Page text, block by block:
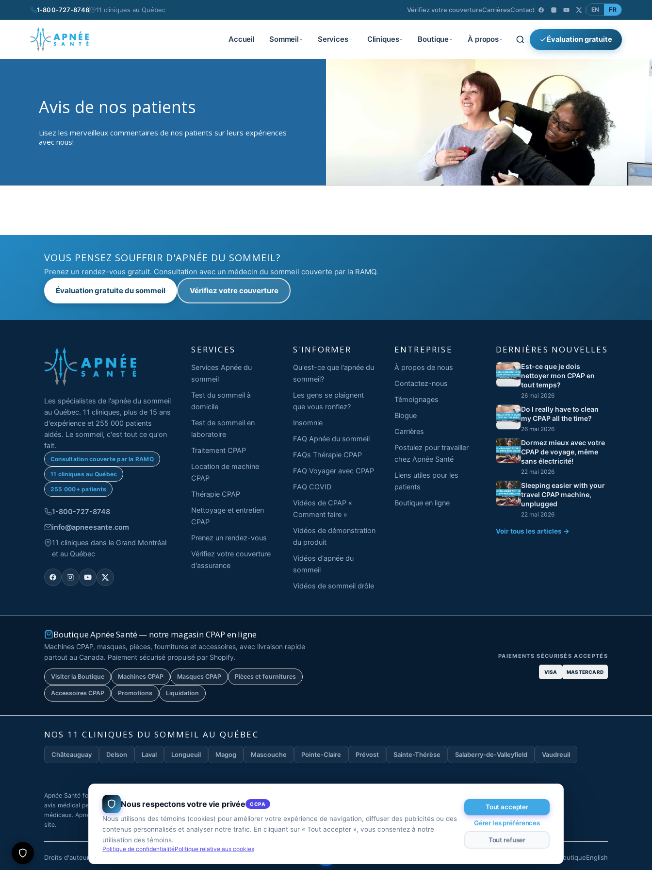
1-800-727-8748 11 cliniques au Québec Vérifiez votre couvertureCarrièresContact EN FR
Accueil Sommeil Services Cliniques Boutique À propos Évaluation gratuite
Rechercher
Avis de nos patients
Lisez les merveilleux commentaires de nos patients sur leurs expériences
avec nous!
VOUS PENSEZ SOUFFRIR D'APNÉE DU SOMMEIL?
Prenez un rendez-vous gratuit. Consultation avec un médecin du sommeil couverte par la RAMQ.
Évaluation gratuite du sommeil Vérifiez votre couverture
Les spécialistes de l'apnée du sommeil
au Québec. 11 cliniques, plus de 15 ans
d'expérience et 255 000 patients
aidés. Le sommeil, c'est tout ce qu'on
fait.
Consultation couverte par la RAMQ
11 cliniques au Québec
255 000+ patients
1-800-727-8748
info@apneesante.com
11 cliniques dans le Grand Montréal
et au Québec
SERVICES
Services Apnée du
sommeil
Test du sommeil à
domicile
Test de sommeil en
laboratoire
Traitement CPAP
Location de machine
CPAP
Thérapie CPAP
Nettoyage et entretien
CPAP
Prenez un rendez-vous
Vérifiez votre couverture
d'assurance
S'INFORMER
Qu'est-ce que l'apnée du
sommeil?
Les gens se plaignent
que vous ronflez?
Insomnie
FAQ Apnée du sommeil
FAQs Thérapie CPAP
FAQ Voyager avec CPAP
FAQ COVID
Vidéos de CPAP «
Comment faire »
Vidéos de démonstration
du produit
Vidéos d'apnée du
sommeil
Vidéos de sommeil drôle
ENTREPRISE
À propos de nous
Contactez-nous
Témoignages
Blogue
Carrières
Postulez pour travailler
chez Apnée Santé
Liens utiles pour les
patients
Boutique en ligne
DERNIÈRES NOUVELLES
Est-ce que je dois
nettoyer mon CPAP en
tout temps?
26 mai 2026
Do I really have to clean
my CPAP all the time?
26 mai 2026
Dormez mieux avec votre
CPAP de voyage, même
sans électricité!
22 mai 2026
Sleeping easier with your
travel CPAP machine,
unplugged
22 mai 2026
Voir tous les articles →
Boutique Apnée Santé — notre magasin CPAP en ligne
Machines CPAP, masques, pièces, fournitures et accessoires, avec livraison rapide
partout au Canada. Paiement sécurisé propulsé par Shopify.
Visiter la Boutique Machines CPAP Masques CPAP Pièces et fournitures
Accessoires CPAP Promotions Liquidation
PAIEMENTS SÉCURISÉS ACCEPTÉS
VISA MASTERCARD
NOS 11 CLINIQUES DU SOMMEIL AU QUÉBEC
Châteauguay Delson Laval Longueuil Magog Mascouche Pointe-Claire Prévost Sainte-Thérèse Salaberry-de-Valleyfield Vaudreuil
Apnée Santé fournit ces informations en ligne à des fins d'éducation et de communication uniquement. Ces informations ne doivent pas être interprétées comme un
avis médical personnel. Les informations publiées sur ce site Internet ne sont pas destinées à remplacer les consultations avec un médecin concernant vos soins
médicaux. Apnée Santé décline toute responsabilité pour les blessures ou autres dommages pouvant résulter de l'utilisation des informations obtenues à partir de ce
site.
Droits d'auteur © BoutiqueEnglish
Nous respectons votre vie privée CCPA
Nous utilisons des témoins (cookies) pour améliorer votre expérience de navigation, diffuser des publicités ou des
contenus personnalisés et analyser notre trafic. En cliquant sur « Tout accepter », vous consentez à notre
utilisation des témoins.
Politique de confidentialitéPolitique relative aux cookies
Tout accepter
Gérer les préférences
Tout refuser